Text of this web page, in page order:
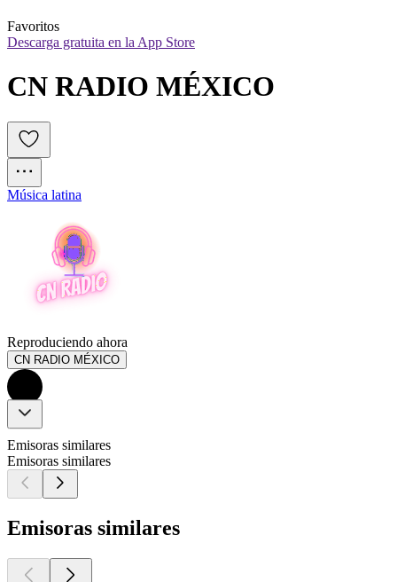
Favoritos
Descarga gratuita en la App Store
CN RADIO MÉXICO
Música latina
Reproduciendo ahora
CN RADIO MÉXICO
Emisoras similares
Emisoras similares
Emisoras similares